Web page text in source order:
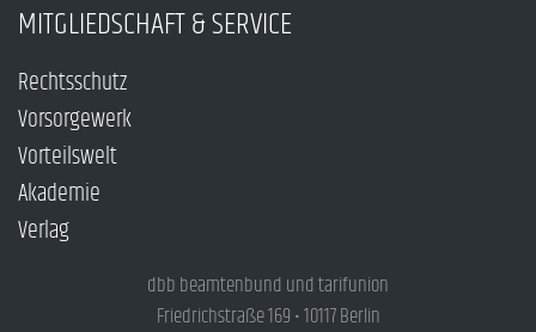
MITGLIEDSCHAFT & SERVICE
Rechtsschutz
Vorsorgewerk
Vorteilswelt
Akademie
Verlag
dbb beamtenbund und tarifunion
Friedrichstraße 169 • 10117 Berlin